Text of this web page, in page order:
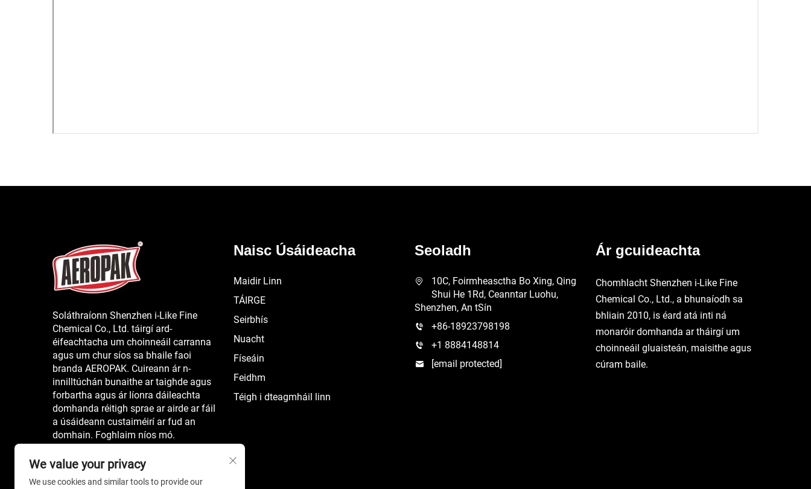
Soláthraíonn Shenzhen i-Like Fine
Chemical Co., Ltd. táirgí ard-
éifeachtacha um choinneáil carranna
agus um chur síos sa bhaile faoi
branda AEROPAK. Cuireann ár n-
innilltúchán bunaithe ar taighde agus
forbartha agus ár líonra dáileachta
domhanda réitigh sprae ar airde ar fáil
a úsáideann custaiméirí ar fud an
domhain. Foghlaim níos mó.
Naisc Úsáideacha
Maidir Linn
TÁIRGE
Seirbhís
Nuacht
Físeáin
Feidhm
Téigh i dteagmháil linn
Seoladh
10C, Foirmheasctha Bo Xing, Qing
Shui He 1Rd, Ceanntar Luohu,
Shenzhen, An tSín
+86-18923798198
+1 8884148814
[email protected]
Ár gcuideachta
Chomhlacht Shenzhen i-Like Fine
Chemical Co., Ltd., a bhunaíodh sa
bhliain 2010, is éard atá inti ná
monaróir domhanda ar tháirgí um
choinneáil gluaisteán, maisithe agus
cúram baile.
We value your privacy
We use cookies and similar tools to provide our